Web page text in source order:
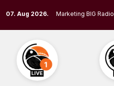
to
content
07. Aug 2026. Marketing BIG Radio